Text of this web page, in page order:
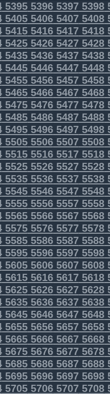
5395539653975398
5405540654075408
5415541654175418
5425542654275428
5435543654375438
5445544654475448
5455545654575458
5465546654675468
5475547654775478
5485548654875488
5495549654975498
5505550655075508
5515551655175518
5525552655275528
5535553655375538
5545554655475548
5555555655575558
5565556655675568
5575557655775578
5585558655875588
5595559655975598
5605560656075608
5615561656175618
5625562656275628
5635563656375638
5645564656475648
5655565656575658
5665566656675668
5675567656775678
5685568656875688
5695569656975698
5705570657075708